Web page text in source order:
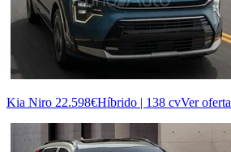
Kia Niro 22.598€Híbrido | 138 cvVer oferta